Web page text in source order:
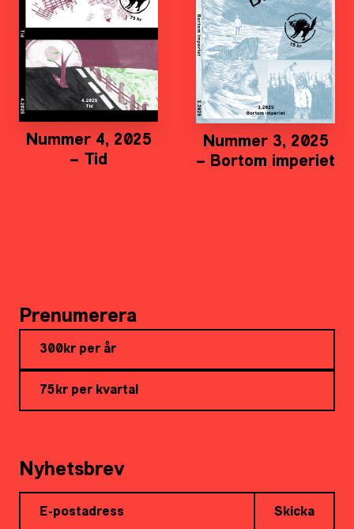
Nummer 4, 2025
– Tid
Nummer 3, 2025
– Bortom imperiet
Prenumerera
300kr per år
75kr per kvartal
Nyhetsbrev
Skicka